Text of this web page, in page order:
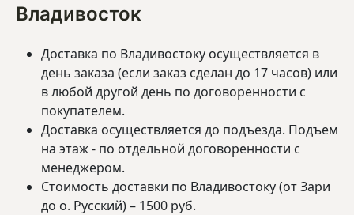
Владивосток
Доставка по Владивостоку осуществляется в
день заказа (если заказ сделан до 17 часов) или
в любой другой день по договоренности с
покупателем.
Доставка осуществляется до подъезда. Подъем
на этаж - по отдельной договоренности с
менеджером.
Стоимость доставки по Владивостоку (от Зари
до о. Русский) – 1500 руб.